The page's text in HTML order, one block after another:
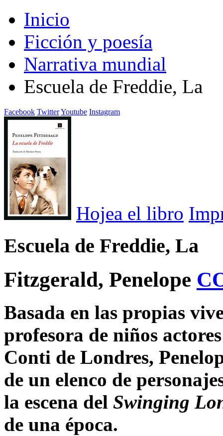
Inicio
Ficción y poesía
Narrativa mundial
Escuela de Freddie, La
Facebook TwitterYoutube Instagram
Hojea el libro
Escuela de Freddie, La
Fitzgerald, Penelope
Basada en las propias
profesora de niños
Conti de Londres,
de un elenco de
la escena del Swinging
de una época.